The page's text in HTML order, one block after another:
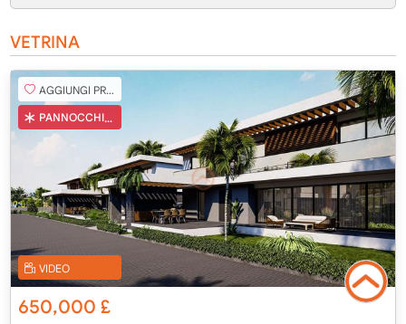
VETRINA
AGGIUNGI PREFERITO
PANNOCCHIA TURCA
VIDEO
650,000 £